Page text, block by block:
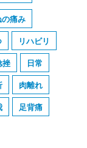
痛み
リハビリ
挫
日常
肉離れ
足背痛